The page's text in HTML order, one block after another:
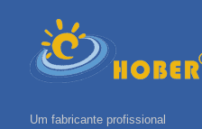
Um fabricante profissional